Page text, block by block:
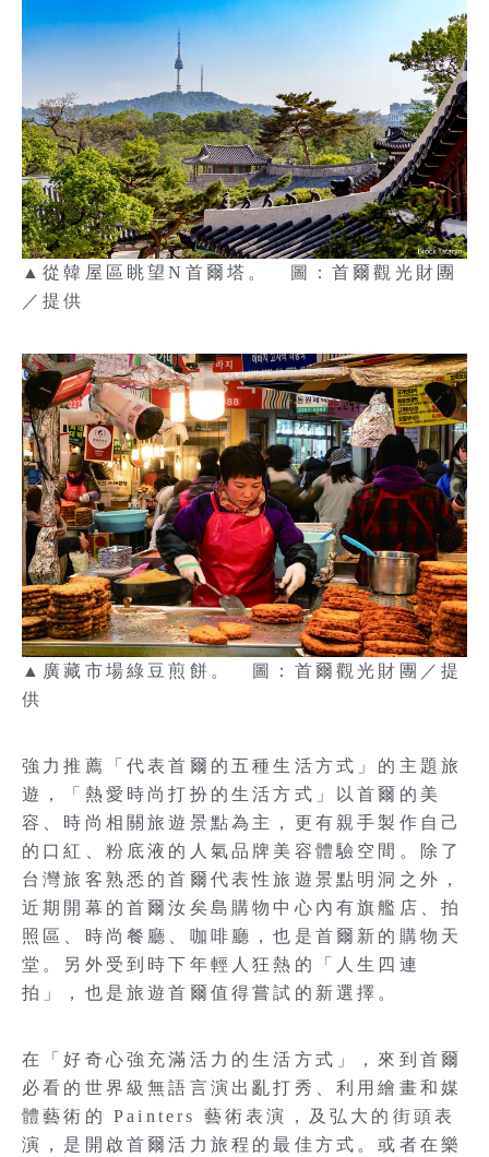
▲從韓屋區眺望N首爾塔。 圖：首爾觀光財團
／提供
▲廣藏市場綠豆煎餅。 圖：首爾觀光財團／提
供
強力推薦「代表首爾的五種生活方式」的主題旅
遊，「熱愛時尚打扮的生活方式」以首爾的美
容、時尚相關旅遊景點為主，更有親手製作自己
的口紅、粉底液的人氣品牌美容體驗空間。除了
台灣旅客熟悉的首爾代表性旅遊景點明洞之外，
近期開幕的首爾汝矣島購物中心內有旗艦店、拍
照區、時尚餐廳、咖啡廳，也是首爾新的購物天
堂。另外受到時下年輕人狂熱的「人生四連
拍」，也是旅遊首爾值得嘗試的新選擇。
在「好奇心強充滿活力的生活方式」，來到首爾
必看的世界級無語言演出亂打秀、利用繪畫和媒
體藝術的 Painters 藝術表演，及弘大的街頭表
演，是開啟首爾活力旅程的最佳方式。或者在樂